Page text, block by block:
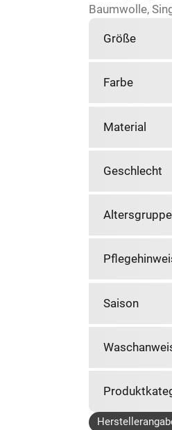
Baumwolle,
Größe
Farbe
Material
Geschlecht
Altersgruppe
Saison